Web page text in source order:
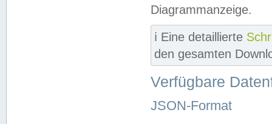
Diagrammanzeige.
ℹ️ Eine detaillierte
den gesamten
Verfügbare
JSON-Format